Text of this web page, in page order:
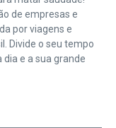
de empresas e
por viagens e
Divide o seu tempo
e a sua grande